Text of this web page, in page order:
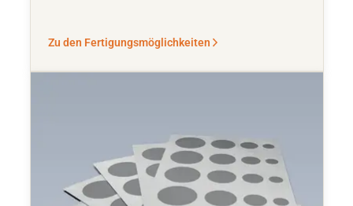
Zu den Fertigungsmöglichkeiten